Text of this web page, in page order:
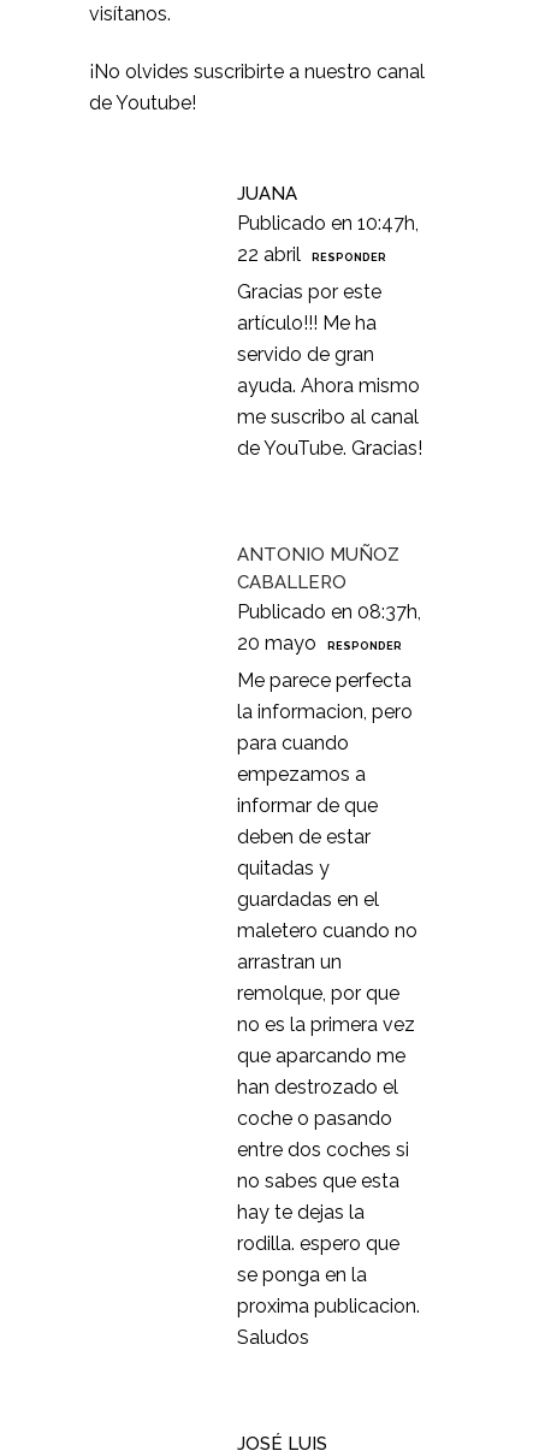
visítanos.
¡No olvides suscribirte a nuestro canal
de Youtube!
JUANA
Publicado en 10:47h,
22 abril
RESPONDER
Gracias por este
artículo!!! Me ha
servido de gran
ayuda. Ahora mismo
me suscribo al canal
de YouTube. Gracias!
ANTONIO MUÑOZ
CABALLERO
Publicado en 08:37h,
20 mayo
RESPONDER
Me parece perfecta
la informacion, pero
para cuando
empezamos a
informar de que
deben de estar
quitadas y
guardadas en el
maletero cuando no
arrastran un
remolque, por que
no es la primera vez
que aparcando me
han destrozado el
coche o pasando
entre dos coches si
no sabes que esta
hay te dejas la
rodilla. espero que
se ponga en la
proxima publicacion.
Saludos
JOSÉ LUIS